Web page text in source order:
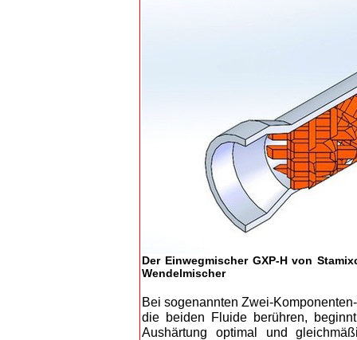
Der Einwegmischer GXP-H von
Wendelmischer
Bei sogenannten Zwei-
die beiden Fluide berühren,
Aushärtung optimal und